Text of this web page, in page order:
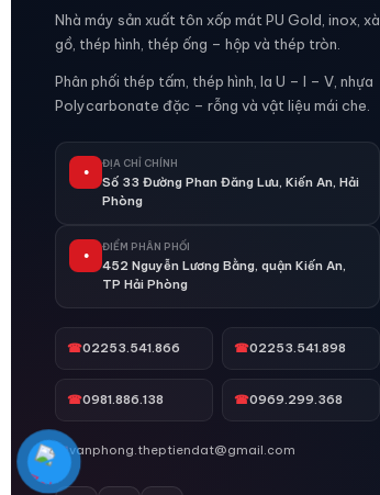
Nhà máy sản xuất tôn xốp mát PU Gold, inox, xà
gồ, thép hình, thép ống – hộp và thép tròn.
Phân phối thép tấm, thép hình, la U – I – V, nhựa
Polycarbonate đặc – rỗng và vật liệu mái che.
●
ĐỊA CHỈ CHÍNH
Số 33 Đường Phan Đăng Lưu, Kiến An, Hải
Phòng
●
ĐIỂM PHÂN PHỐI
452 Nguyễn Lương Bằng, quận Kiến An,
TP Hải Phòng
☎02253.541.866 ☎02253.541.898
☎0981.886.138 ☎0969.299.368
✉vanphong.theptiendat@gmail.com